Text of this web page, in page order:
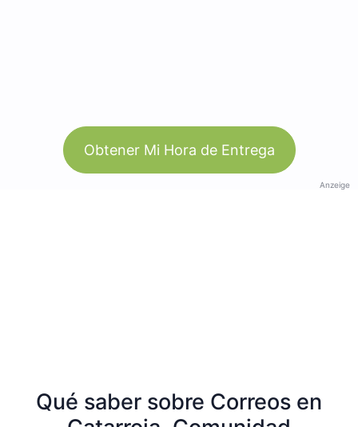
Obtener Mi Hora de Entrega
Anzeige
Qué saber sobre Correos en